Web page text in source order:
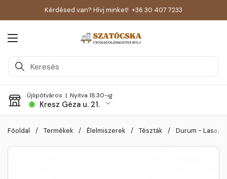
Kérdésed van? Hívj minket! +36 30 407 7233
Menü megnyitása
Újlipótváros | Nyitva 18:30-ig
Kresz Géza u. 21.
Főoldal / Termékek / Élelmiszerek / Tészták / Durum -